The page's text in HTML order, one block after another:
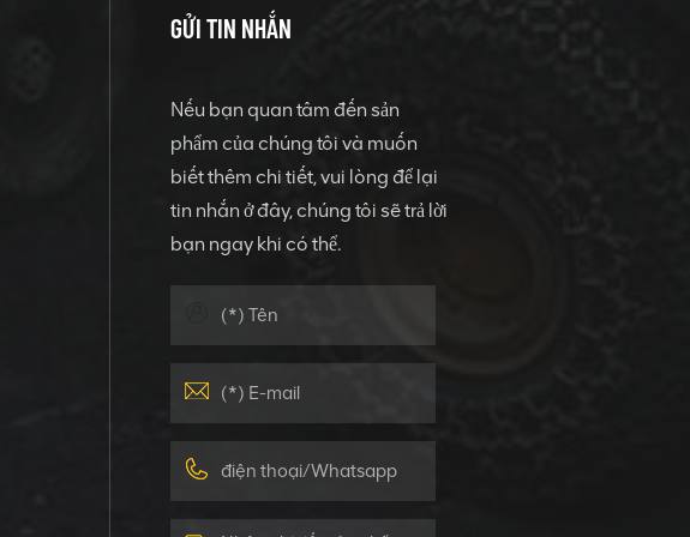
GỬI TIN NHẮN
Nếu bạn quan tâm đến sản
phẩm của chúng tôi và muốn
biết thêm chi tiết, vui lòng để lại
tin nhắn ở đây, chúng tôi sẽ trả lời
bạn ngay khi có thể.